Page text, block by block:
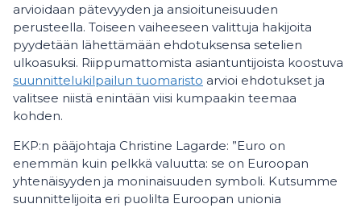
arvioidaan pätevyyden ja ansioituneisuuden
perusteella. Toiseen vaiheeseen valittuja hakijoita
pyydetään lähettämään ehdotuksensa setelien
ulkoasuksi. Riippumattomista asiantuntijoista koostuva
suunnittelukilpailun tuomaristo arvioi ehdotukset ja
valitsee niistä enintään viisi kumpaakin teemaa
kohden.
EKP:n pääjohtaja Christine Lagarde: ”Euro on
enemmän kuin pelkkä valuutta: se on Euroopan
yhtenäisyyden ja moninaisuuden symboli. Kutsumme
suunnittelijoita eri puolilta Euroopan unionia